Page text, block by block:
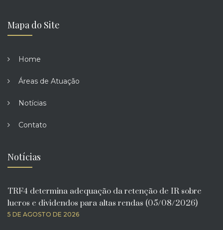
Mapa do Site
Home
Áreas de Atuação
Notícias
Contato
Notícias
TRF4 determina adequação da retenção de IR sobre
lucros e dividendos para altas rendas (05/08/2026)
5 DE AGOSTO DE 2026